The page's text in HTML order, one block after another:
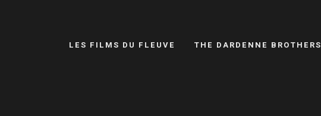
LES FILMS DU FLEUVE THE DARDENNE BROTHERS